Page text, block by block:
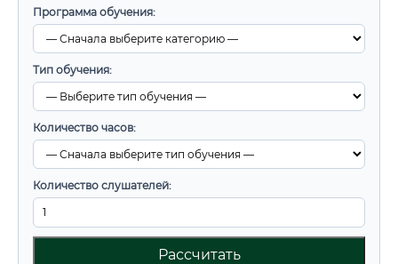
Программа обучения:
Тип обучения:
Количество часов:
Количество слушателей:
Рассчитать